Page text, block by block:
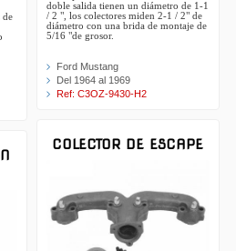
de
doble salida tienen un diámetro de 1-1
/ 2 ", los colectores miden 2-1 / 2" de
diámetro con una brida de montaje de
5/16 "de grosor.
Ford Mustang
Del 1964 al 1969
Ref: C3OZ-9430-H2
COLECTOR DE ESCAPE